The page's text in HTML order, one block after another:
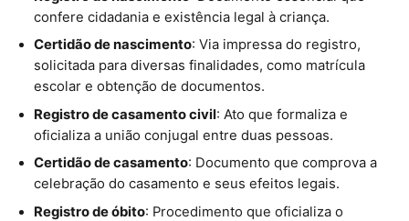
confere cidadania e existência legal à criança.
Certidão de nascimento: Via impressa do registro,
solicitada para diversas finalidades, como matrícula
escolar e obtenção de documentos.
Registro de casamento civil: Ato que formaliza e
oficializa a união conjugal entre duas pessoas.
Certidão de casamento: Documento que comprova a
celebração do casamento e seus efeitos legais.
Registro de óbito: Procedimento que oficializa o